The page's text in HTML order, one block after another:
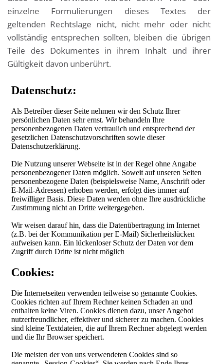
einzelne Formulierungen dieses Textes der
geltenden Rechtslage nicht, nicht mehr oder nicht
vollständig entsprechen sollten, bleiben die übrigen
Teile des Dokumentes in ihrem Inhalt und ihrer
Gültigkeit davon unberührt.